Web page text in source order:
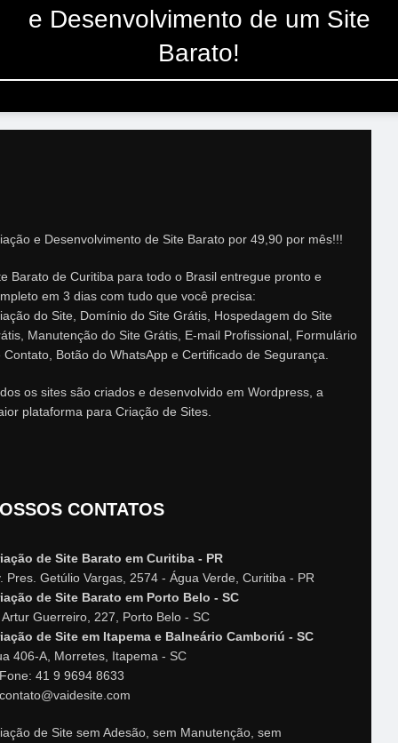
e Desenvolvimento de um Site
Barato!
e Desenvolvimento de Site Barato por 49,90 por mês!!!
Barato de Curitiba para todo o Brasil entregue pronto e
em 3 dias com tudo que você precisa:
do Site, Domínio do Site Grátis, Hospedagem do Site
Manutenção do Site Grátis, E-mail Profissional, Formulário
Contato, Botão do WhatsApp e Certificado de Segurança.
os sites são criados e desenvolvido em Wordpress, a
plataforma para Criação de Sites.
CONTATOS
de Site Barato em Curitiba - PR
Pres. Getúlio Vargas, 2574 - Água Verde, Curitiba - PR
de Site Barato em Porto Belo - SC
Artur Guerreiro, 227, Porto Belo - SC
de Site em Itapema e Balneário Camboriú - SC
406-A, Morretes, Itapema - SC
Fone: 41 9 9694 8633
contato@vaidesite.com
de Site sem Adesão, sem Manutenção, sem